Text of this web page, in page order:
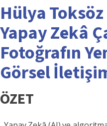
Hülya Toksöz
Yapay Zekâ
Fotoğrafın
Görsel
ÖZET